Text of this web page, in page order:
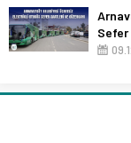
Sefer